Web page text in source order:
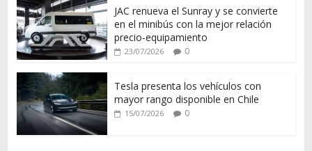
JAC renueva el Sunray y se convierte
en el minibús con la mejor relación
precio-equipamiento
23/07/2026 0
Tesla presenta los vehículos con
mayor rango disponible en Chile
15/07/2026 0